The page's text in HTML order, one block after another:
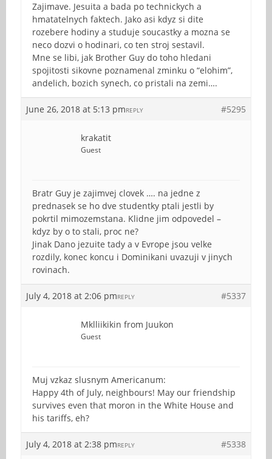
Zajimave. Jesuita a bada po technickych a
hmatatelnych faktech. Jako asi kdyz si dite
rozebere hodiny a studuje soucastky a mozna se
neco dozvi o hodinari, co ten stroj sestavil.
Mne se libi, jak Brother Guy do toho hledani
spojitosti sikovne poznamenal zminku o “elohim”,
andelich, bozich synech, co pristali na zemi….
June 26, 2018 at 5:13 pm #5295
REPLY
krakatit
Guest
Bratr Guy je zajimvej clovek …. na jedne z
prednasek se ho dve studentky ptali jestli by
pokrtil mimozemstana. Klidne jim odpovedel –
kdyz by o to stali, proc ne?
Jinak Dano jezuite tady a v Evrope jsou velke
rozdily, konec koncu i Dominikani uvazuji v jinych
rovinach.
July 4, 2018 at 2:06 pm #5337
REPLY
Mklliikikin from Juukon
Guest
Muj vzkaz slusnym Americanum:
Happy 4th of July, neighbours! May our friendship
survives even that moron in the White House and
his tariffs, eh?
July 4, 2018 at 2:38 pm #5338
REPLY